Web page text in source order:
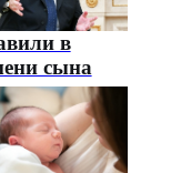
в
сына